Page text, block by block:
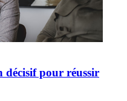
décisif pour réussir